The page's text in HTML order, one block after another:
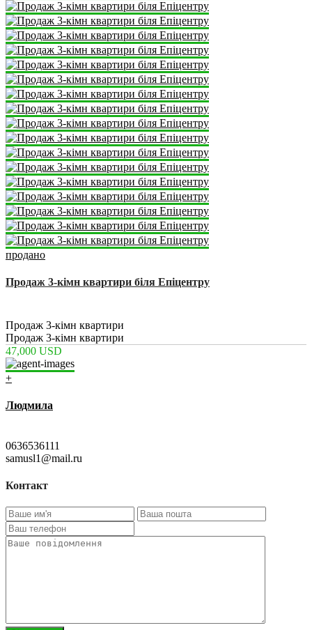
продано
Продаж 3-кімн квартири біля Епіцентру
Продаж 3-кімн квартири
Продаж 3-кімн квартири
47,000 USD
+
Людмила
0636536111
samusl1@mail.ru
Контакт